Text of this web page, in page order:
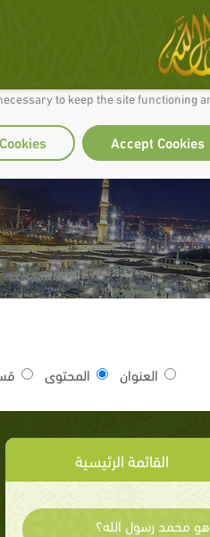
site work well for you and so we can
to keep the site functioning
Accept Cookies
العنوان المحتوى
القائمة الرئيسية
محمد رسول الله؟